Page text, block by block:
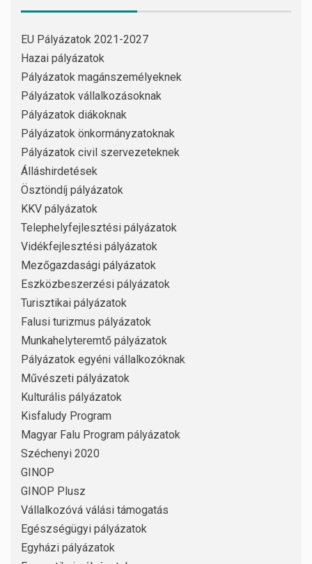
EU Pályázatok 2021-2027
Hazai pályázatok
Pályázatok magánszemélyeknek
Pályázatok vállalkozásoknak
Pályázatok diákoknak
Pályázatok önkormányzatoknak
Pályázatok civil szervezeteknek
Álláshirdetések
Ösztöndíj pályázatok
KKV pályázatok
Telephelyfejlesztési pályázatok
Vidékfejlesztési pályázatok
Mezőgazdasági pályázatok
Eszközbeszerzési pályázatok
Turisztikai pályázatok
Falusi turizmus pályázatok
Munkahelyteremtő pályázatok
Pályázatok egyéni vállalkozóknak
Művészeti pályázatok
Kulturális pályázatok
Kisfaludy Program
Magyar Falu Program pályázatok
Széchenyi 2020
GINOP
GINOP Plusz
Vállalkozóvá válási támogatás
Egészségügyi pályázatok
Egyházi pályázatok